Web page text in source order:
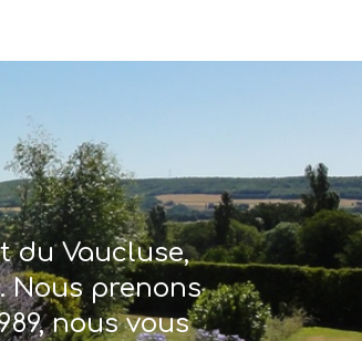
du Vaucluse,
Nous prenons
nous vous